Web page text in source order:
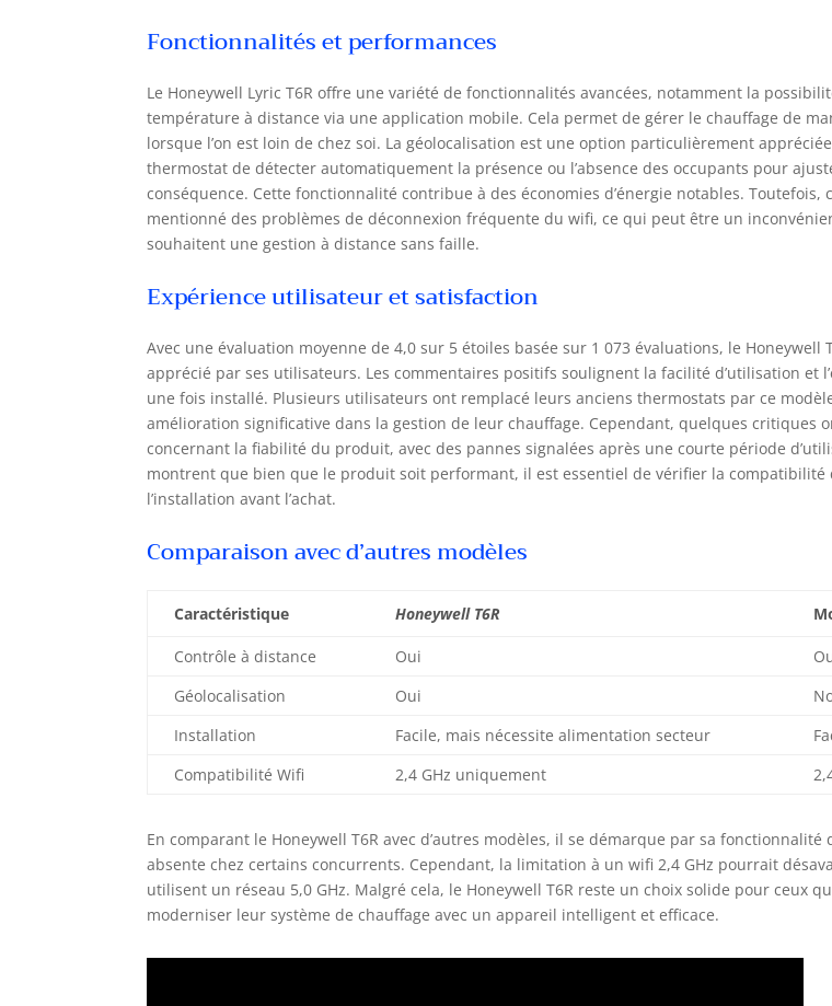
affichage clair et une navigation intuitive. Vous
intelligent T6R fonctionne également avec Apple
Google Home et IFTTT pour assurer votre confort
maintenir votre maison connectée, aujourd'hui et
et connexion : l'application Honeywell Home
contrôler votre chauffage où que vous soyez. La
géolocalisation utilise l'emplacement de votre
pour savoir si vous êtes à votre domicile ou en
agréables à votre retour Programmable, réglable,
des paramètres adaptés à votre style de vie, tels
jusqu'à 6 plages horaires par jour, que vous
distance si besoin Simplicité : facile à
utiliser. Remplace les thermostats traditionnels
intelligent, efficace et moderne. À l'aide d'un
couvercle de la plaque murale pour connecter
couvercle. Puis fixez le thermostat sur la plaque
Fonctionnalités et performances
Le Honeywell Lyric T6R offre une variété de fonctionnalités avancées, notamment la
température à distance via une application mobile. Cela permet de gérer le chauffage de
lorsque l’on est loin de chez soi. La géolocalisation est une option particulièrement
thermostat de détecter automatiquement la présence ou l’absence des occupants pour
conséquence. Cette fonctionnalité contribue à des économies d’énergie notables.
mentionné des problèmes de déconnexion fréquente du wifi, ce qui peut être un
souhaitent une gestion à distance sans faille.
Expérience utilisateur et satisfaction
Avec une évaluation moyenne de 4,0 sur 5 étoiles basée sur 1 073 évaluations, le Honeywell
apprécié par ses utilisateurs. Les commentaires positifs soulignent la facilité d’utilisation et
une fois installé. Plusieurs utilisateurs ont remplacé leurs anciens thermostats par ce
amélioration significative dans la gestion de leur chauffage. Cependant, quelques critiques
concernant la fiabilité du produit, avec des pannes signalées après une courte période
montrent que bien que le produit soit performant, il est essentiel de vérifier la compatibilité
l’installation avant l’achat.
Comparaison avec d’autres modèles
Caractéristique Honeywell T6R
Contrôle à distance Oui
Géolocalisation
Oui
Installation
Facile, mais nécessite alimentation secteur
Compatibilité Wifi
2,4 GHz uniquement
En comparant le Honeywell T6R avec d’autres modèles, il se démarque par sa fonctionnalité
absente chez certains concurrents. Cependant, la limitation à un wifi 2,4 GHz pourrait
utilisent un réseau 5,0 GHz. Malgré cela, le Honeywell T6R reste un choix solide pour ceux
moderniser leur système de chauffage avec un appareil intelligent et efficace.